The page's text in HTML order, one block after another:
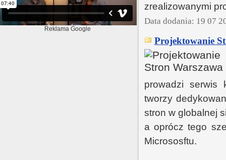
Reklama Google
zrealizowanymi
Data dodania: 19 07
Projektowanie
prowadzi serwis
tworzy
stron w globalnej
a oprócz tego
Micrososftu.